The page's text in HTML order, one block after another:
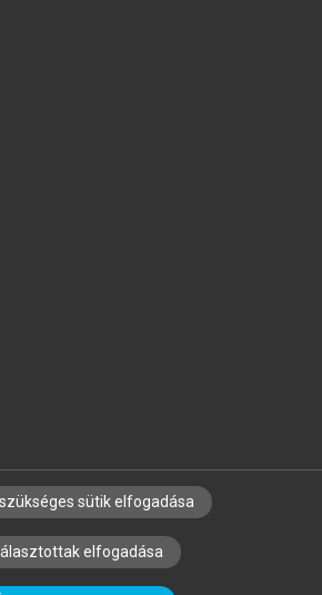
CÉGEKNEK KÖNYVTÁROSOKNAK
ÉS LEKTORÁLÁSI ALAPELVEK
sütik elfogadása
elfogadása